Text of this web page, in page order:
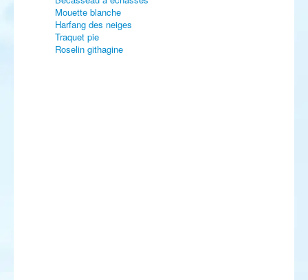
Mouette blanche
Harfang des neiges
Traquet pie
Roselin githagine